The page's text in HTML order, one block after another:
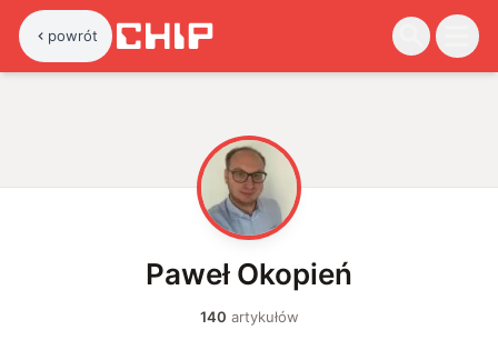
powrót
P
Paweł Okopień
140 artykułów